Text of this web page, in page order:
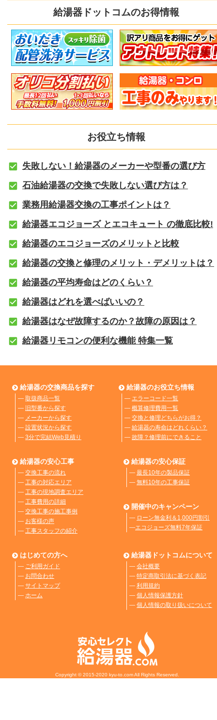
給湯器ドットコムのお得情報
お役立ち情報
失敗しない！給湯器のメーカーや型番の選び方
石油給湯器の交換で失敗しない選び方は？
業務用給湯器交換の工事ポイントは？
給湯器エコジョーズ とエコキュート の徹底比較!
給湯器のエコジョーズのメリットと比較
給湯器の交換と修理のメリット・デメリットは？
給湯器の平均寿命はどのくらい？
給湯器はどれを選べばいいの？
給湯器はなぜ故障するのか？故障の原因は？
給湯器リモコンの便利な機能 特集一覧
給湯器の交換商品を探す
― 取扱商品一覧
― 旧型番から探す
― メーカーから探す
― 設置状況から探す
― 3分で完結Web見積り
給湯器のお役立ち情報
― エラーコード一覧
― 概算修理費用一覧
― 交換と修理どちらがお得？
― 給湯器の寿命はどれくらい？
― 故障？修理前にできること
給湯器の安心工事
― 交換工事の流れ
― 工事の対応エリア
― 工事の現地調査エリア
― 工事費用の詳細
― 交換工事の施工事例
― お客様の声
― 工事スタッフの紹介
給湯器の安心保証
― 最長10年の製品保証
― 無料10年の工事保証
開催中のキャンペーン
― ローン無金利＆1,000円割引
―エコジョーズ無料7年保証
はじめての方へ
― ご利用ガイド
― お問合わせ
― サイトマップ
― ホーム
給湯器ドットコムについて
― 会社概要
― 特定商取引法に基づく表記
― 利用規約
― 個人情報保護方針
― 個人情報の取り扱いについて
Copyright © 2015-2020 kyu-to.com All Rights Reserved.